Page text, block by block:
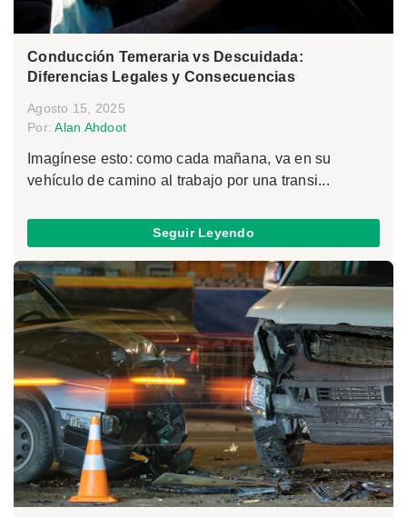
Conducción Temeraria vs Descuidada:
Diferencias Legales y Consecuencias
Agosto 15, 2025
Por:Alan Ahdoot
Imagínese esto: como cada mañana, va en su
vehículo de camino al trabajo por una transi...
Seguir Leyendo